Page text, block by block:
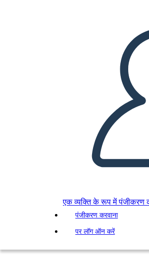
एक व्यक्ति के रूप में पंजीकरण
पंजीकरण करवाना
पर लॉग ऑन करें
स्लाइड शो चलाएं
मुझे पढ़कर